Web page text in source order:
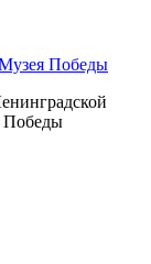
Победы
Победы